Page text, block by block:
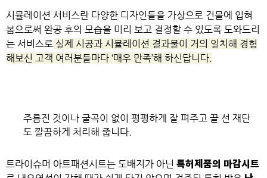
시뮬레이션 서비스란 다양한 디자인들을 가상으로 건물에 입혀
봄으로써 완공 후의 모습을 미리 보고 결정할 수 있도록 도와드리
는 서비스로 실제 시공과 시뮬레이션 결과물이 거의 일치해 경험
해보신 고객 여러분들마다 ‘매우 만족’해 하신답니다.
주름진 것이나 굴곡이 없이 평평하게 잘 펴주고 끝 선 재단
도 깔끔하게 처리해 줍니다.
트라이슈머 아트패션시트는 도배지가 아닌 특허제품의 마감시트